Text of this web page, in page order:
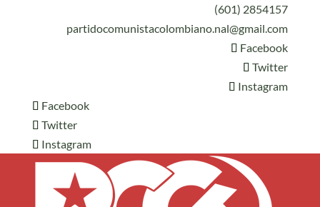
(601) 2854157
partidocomunistacolombiano.nal@gmail.com
Facebook
Twitter
Instagram
Facebook
Twitter
Instagram